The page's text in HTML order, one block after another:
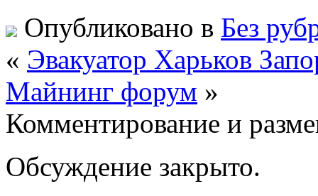
Опубликовано в Без
« Эвакуатор Харьков
Майнинг форум »
Комментирование и
Обсуждение закрыто.